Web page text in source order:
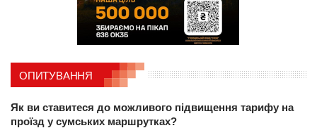
ОПИТУВАННЯ
Як ви ставитеся до можливого підвищення тарифу на
проїзд у сумських маршрутках?